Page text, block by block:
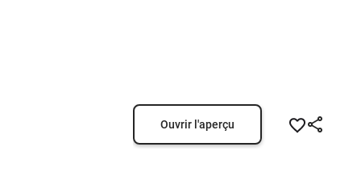
Ouvrir l'aperçu